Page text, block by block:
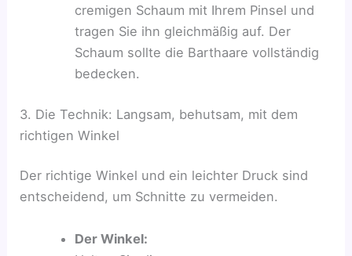
cremigen Schaum mit Ihrem Pinsel und
tragen Sie ihn gleichmäßig auf. Der
Schaum sollte die Barthaare vollständig
bedecken.
3. Die Technik: Langsam, behutsam, mit dem
richtigen Winkel
Der richtige Winkel und ein leichter Druck sind
entscheidend, um Schnitte zu vermeiden.
Der Winkel: